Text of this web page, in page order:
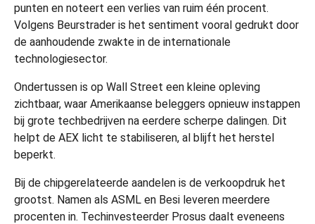
punten en noteert een verlies van ruim één procent.
Volgens Beurstrader is het sentiment vooral gedrukt door
de aanhoudende zwakte in de internationale
technologiesector.
Ondertussen is op Wall Street een kleine opleving
zichtbaar, waar Amerikaanse beleggers opnieuw instappen
bij grote techbedrijven na eerdere scherpe dalingen. Dit
helpt de AEX licht te stabiliseren, al blijft het herstel
beperkt.
Bij de chipgerelateerde aandelen is de verkoopdruk het
grootst. Namen als ASML en Besi leveren meerdere
procenten in. Techinvesteerder Prosus daalt eveneens